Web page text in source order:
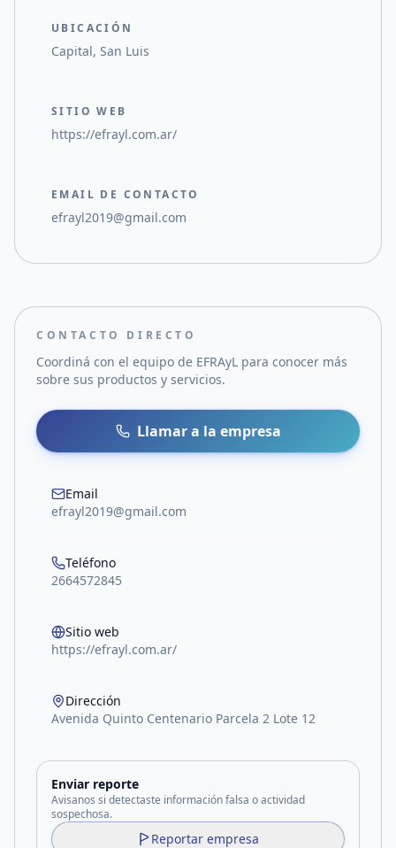
UBICACIÓN
Capital, San Luis
SITIO WEB
https://efrayl.com.ar/
EMAIL DE CONTACTO
efrayl2019@gmail.com
CONTACTO DIRECTO
Coordiná con el equipo de EFRAyL para conocer más
sobre sus productos y servicios.
Llamar a la empresa
Email
efrayl2019@gmail.com
Teléfono
2664572845
Sitio web
https://efrayl.com.ar/
Dirección
Avenida Quinto Centenario Parcela 2 Lote 12
Enviar reporte
Avisanos si detectaste información falsa o actividad
sospechosa.
Reportar empresa